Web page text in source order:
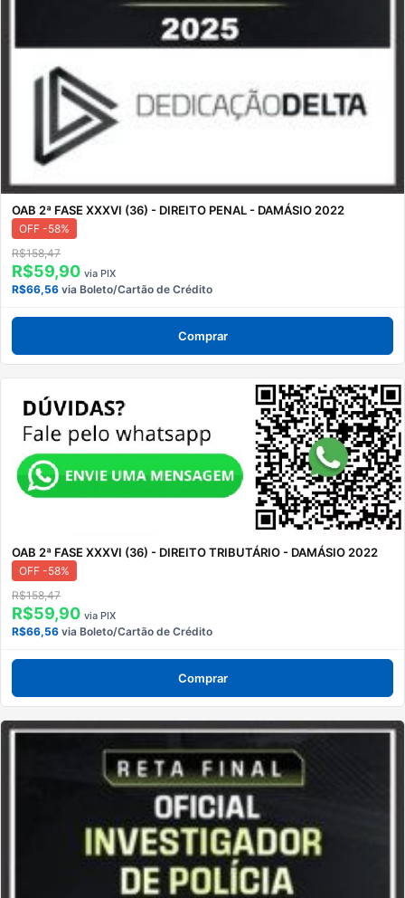
OAB 2ª FASE XXXVI (36) - DIREITO PENAL - DAMÁSIO 2022
OFF -58%
R$158,47
R$59,90 via PIX
R$66,56 via Boleto/Cartão de Crédito
Comprar
OAB 2ª FASE XXXVI (36) - DIREITO TRIBUTÁRIO - DAMÁSIO 2022
OFF -58%
R$158,47
R$59,90 via PIX
R$66,56 via Boleto/Cartão de Crédito
Comprar